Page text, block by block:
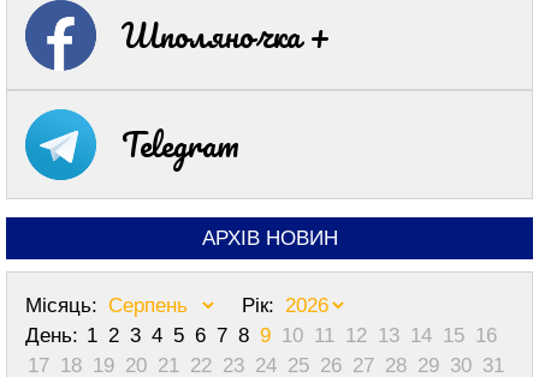
Шполяночка +
Telegram
АРХІВ НОВИН
Місяць:
Рік:
День: 1 2 3 4 5 6 7 8 9 10 11 12 13 14 15 16
17 18 19 20 21 22 23 24 25 26 27 28 29 30 31